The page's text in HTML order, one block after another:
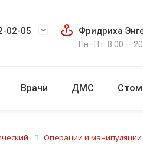
02-05 Фридриха
Пн–Пт: 8:00 —
Врачи ДМС
Операции и манипуляции